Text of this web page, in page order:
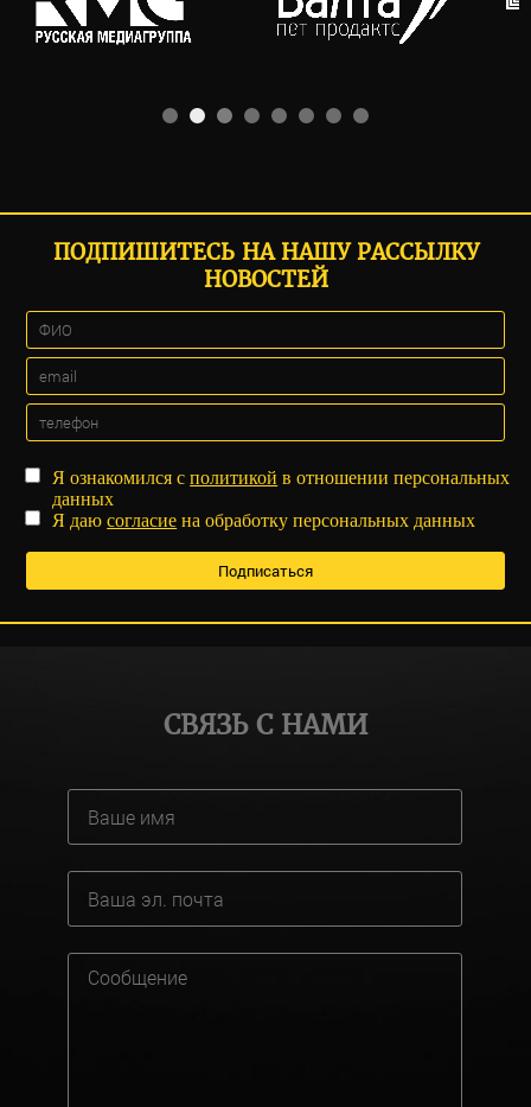
ПОДПИШИТЕСЬ НА НАШУ РАССЫЛКУ
НОВОСТЕЙ
Я ознакомился сполитикой в отношении персональных
данных
Я даюсогласие на обработку персональных данных
СВЯЗЬ С НАМИ